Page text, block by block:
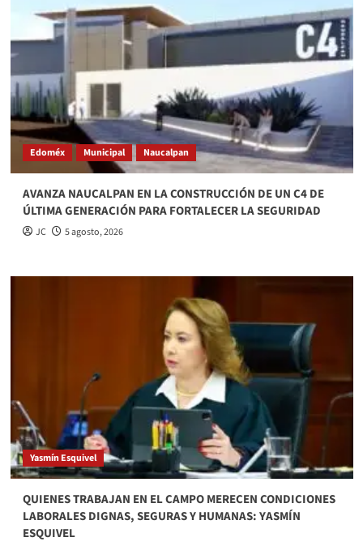
Edoméx Municipal Naucalpan
AVANZA NAUCALPAN EN LA CONSTRUCCIÓN DE UN C4 DE
ÚLTIMA GENERACIÓN PARA FORTALECER LA SEGURIDAD
JC 5 agosto, 2026
Yasmín Esquivel
QUIENES TRABAJAN EN EL CAMPO MERECEN CONDICIONES
LABORALES DIGNAS, SEGURAS Y HUMANAS: YASMÍN
ESQUIVEL